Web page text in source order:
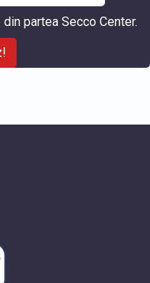
partea Secco Center.